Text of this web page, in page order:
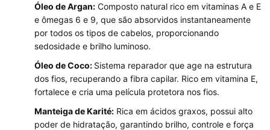
Óleo de Argan: Composto natural rico em vitaminas A e E
e ômegas 6 e 9, que são absorvidos instantaneamente
por todos os tipos de cabelos, proporcionando
sedosidade e brilho luminoso.
Óleo de Coco: Sistema reparador que age na estrutura
dos fios, recuperando a fibra capilar. Rico em vitamina E,
fortalece e cria uma película protetora nos fios.
Manteiga de Karité: Rica em ácidos graxos, possui alto
poder de hidratação, garantindo brilho, controle e força